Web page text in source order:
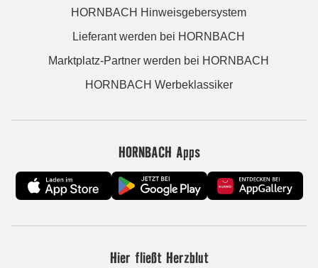
HORNBACH Hinweisgebersystem
Lieferant werden bei HORNBACH
Marktplatz-Partner werden bei HORNBACH
HORNBACH Werbeklassiker
HORNBACH Apps
Hier fließt Herzblut